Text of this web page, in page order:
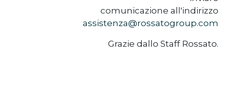
comunicazione all'indirizzo
assistenza@rossatogroup.com
Grazie dallo Staff Rossato.